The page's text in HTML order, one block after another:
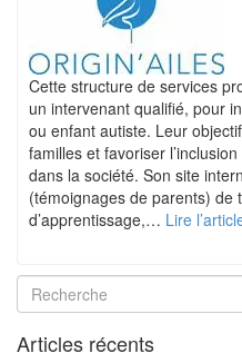
Cette structure de services
un intervenant qualifié, pour
ou enfant autiste. Leur
familles et favoriser
dans la société. Son site
(témoignages de parents) de
d’apprentissage,… Lire
Articles récents